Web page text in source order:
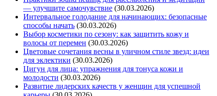
— улучшите самочувствие (30.03.2026)
Интервальное голодание для начинающих: безопасные
способы начать (30.03.2026)
Выбор косметики по сезону: как защитить кожу и
волосы от перемен (30.03.2026)
Цветовые сочетания весны в уличном стиле звезд: идеи
для эклектики (30.03.2026)
Цигун для лица: упражнения для тонуса кожи и
молодости (30.03.2026)
Развитие лидерских качеств у женщин для успешной